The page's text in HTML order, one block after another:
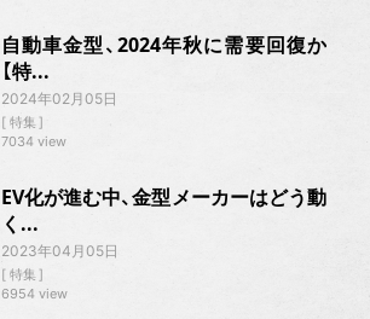
自動車金型、2024年秋に需要回復か
【特...
2024年02月05日
特集
7034 view
EV化が進む中、金型メーカーはどう動
く...
2023年04月05日
特集
6954 view